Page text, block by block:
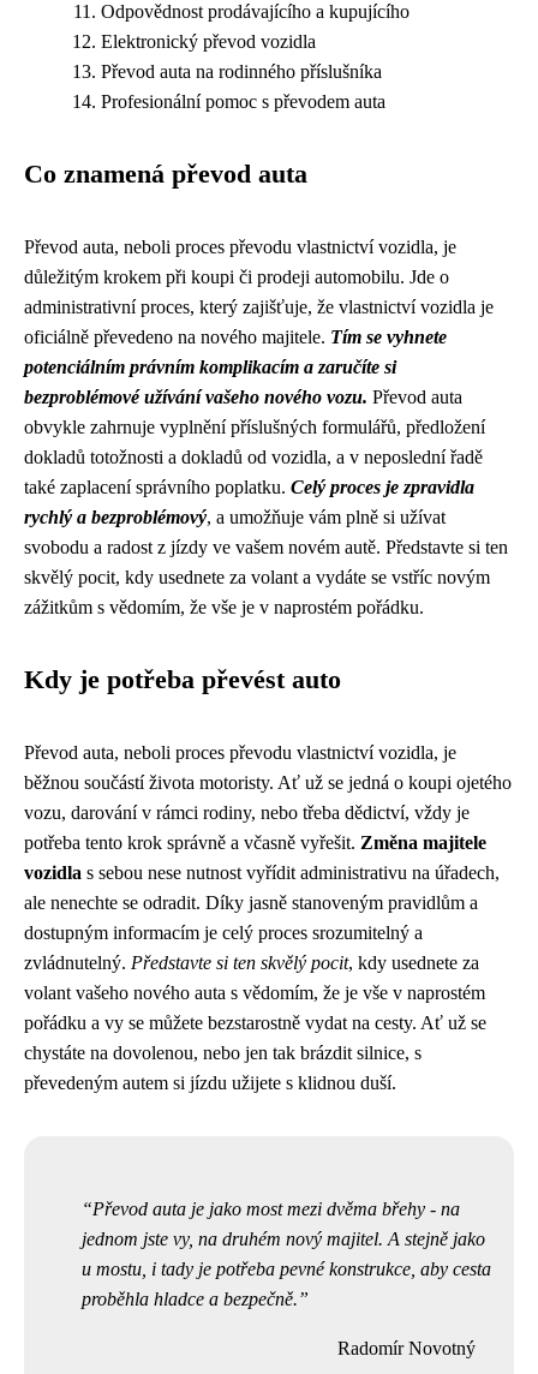
Odpovědnost prodávajícího a kupujícího
Elektronický převod vozidla
Převod auta na rodinného příslušníka
Profesionální pomoc s převodem auta
Co znamená převod auta
Převod auta, neboli proces převodu vlastnictví vozidla, je
důležitým krokem při koupi či prodeji automobilu. Jde o
administrativní proces, který zajišťuje, že vlastnictví vozidla je
oficiálně převedeno na nového majitele. Tím se vyhnete
potenciálním právním komplikacím a zaručíte si
bezproblémové užívání vašeho nového vozu. Převod auta
obvykle zahrnuje vyplnění příslušných formulářů, předložení
dokladů totožnosti a dokladů od vozidla, a v neposlední řadě
také zaplacení správního poplatku. Celý proces je zpravidla
rychlý a bezproblémový, a umožňuje vám plně si užívat
svobodu a radost z jízdy ve vašem novém autě. Představte si ten
skvělý pocit, kdy usednete za volant a vydáte se vstříc novým
zážitkům s vědomím, že vše je v naprostém pořádku.
Kdy je potřeba převést auto
Převod auta, neboli proces převodu vlastnictví vozidla, je
běžnou součástí života motoristy. Ať už se jedná o koupi ojetého
vozu, darování v rámci rodiny, nebo třeba dědictví, vždy je
potřeba tento krok správně a včasně vyřešit. Změna majitele
vozidla s sebou nese nutnost vyřídit administrativu na úřadech,
ale nenechte se odradit. Díky jasně stanoveným pravidlům a
dostupným informacím je celý proces srozumitelný a
zvládnutelný. Představte si ten skvělý pocit, kdy usednete za
volant vašeho nového auta s vědomím, že je vše v naprostém
pořádku a vy se můžete bezstarostně vydat na cesty. Ať už se
chystáte na dovolenou, nebo jen tak brázdit silnice, s
převedeným autem si jízdu užijete s klidnou duší.
Převod auta je jako most mezi dvěma břehy - na
jednom jste vy, na druhém nový majitel. A stejně jako
u mostu, i tady je potřeba pevné konstrukce, aby cesta
proběhla hladce a bezpečně.
Radomír Novotný